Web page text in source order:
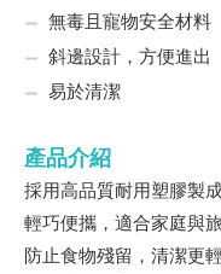
無毒且寵物安全材料
斜邊設計，方便進出
易於清潔
產品介紹
採用高品質耐用塑膠製
輕巧便攜，適合家庭與旅
防止食物殘留，清潔更輕